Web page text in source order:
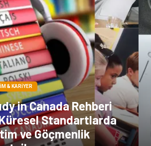
& KARIYER
in Canada Rehberi
Standartlarda
ve Göçmenlik